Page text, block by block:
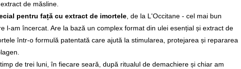
de măsline.
pentru față cu extract de imortele, de la L'Occitane - cel mai bun
l-am încercat. Are la bază un complex format din ulei esențial și extract de
într-o formulă patentată care ajută la stimularea, protejarea și repararea
de trei luni, în fiecare seară, după ritualul de demachiere și chiar am